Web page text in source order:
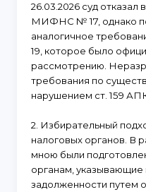
26.03.2026 суд
МИФНС № 17, однако
аналогичное
19, которое было
рассмотрению.
требования по
нарушением ст. 159
2. Избирательный
налоговых органов. В
мною были
органам, указывающие
задолженности путем